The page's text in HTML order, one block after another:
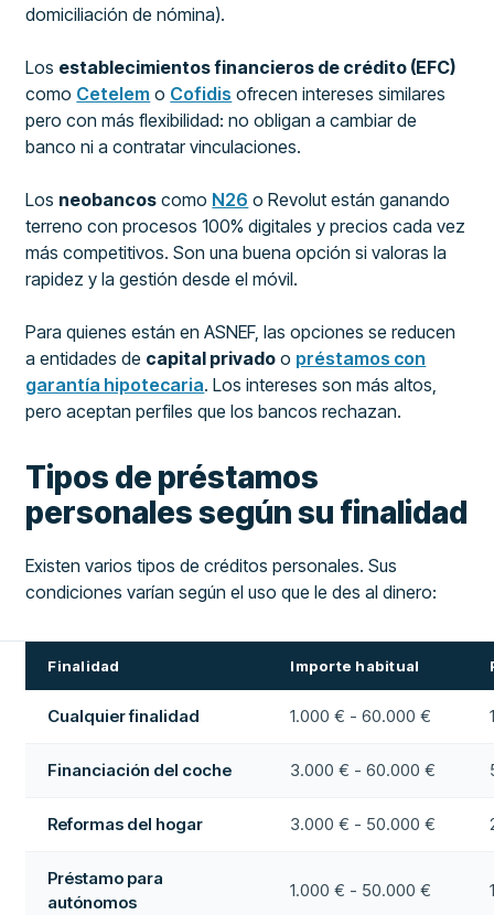
domiciliación de nómina).
Los establecimientos financieros de crédito (EFC)
como Cetelem o Cofidis ofrecen intereses similares
pero con más flexibilidad: no obligan a cambiar de
banco ni a contratar vinculaciones.
Los neobancos como N26 o Revolut están ganando
terreno con procesos 100% digitales y precios cada vez
más competitivos. Son una buena opción si valoras la
rapidez y la gestión desde el móvil.
Para quienes están en ASNEF, las opciones se reducen
a entidades de capital privado o préstamos con
garantía hipotecaria. Los intereses son más altos,
pero aceptan perfiles que los bancos rechazan.
Tipos de préstamos
personales según su finalidad
Existen varios tipos de créditos personales. Sus
condiciones varían según el uso que le des al dinero:
Finalidad Importe habitual
Cualquier finalidad 1.000 € - 60.000 €
Financiación del coche 3.000 € - 60.000 €
Reformas del hogar 3.000 € - 50.000 €
Préstamo para
autónomos
1.000 € - 50.000 €